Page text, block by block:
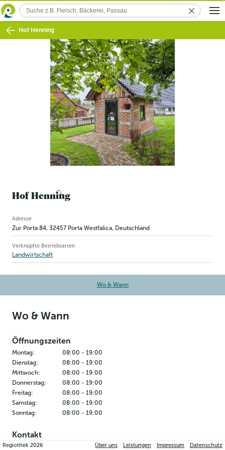
Hof Henning
Hof Henning
Betriebsinformation
Adresse
Zur Porta 84, 32457 Porta Westfalica, Deutschland
Verknüpfte Betriebsarten
Landwirtschaft
Wo & Wann
Wo & Wann
Öffnungszeiten
Montag: 08:00 - 19:00
Dienstag: 08:00 - 19:00
Mittwoch: 08:00 - 19:00
Donnerstag: 08:00 - 19:00
Freitag: 08:00 - 19:00
Samstag: 08:00 - 19:00
Sonntag: 08:00 - 19:00
Kontakt
Hof Henning
Regiothek2026 Über uns Leistungen Impressum Datenschutz